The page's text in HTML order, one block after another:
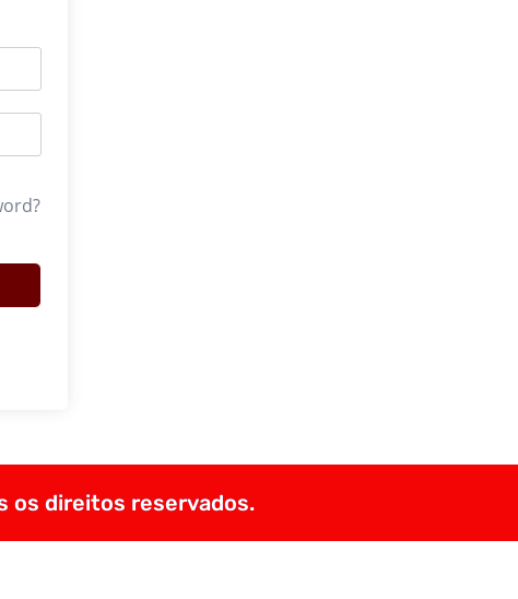
os direitos reservados.